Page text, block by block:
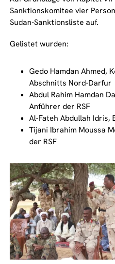
Sanktionskomitee vier
Sudan-Sanktionsliste auf.
Gelistet wurden:
Gedo Hamdan Ahmed,
Abschnitts Nord-Darfur
Abdul Rahim Hamdan
Anführer der RSF
Al-Fateh Abdullah Idris,
Tijani Ibrahim Moussa
der RSF